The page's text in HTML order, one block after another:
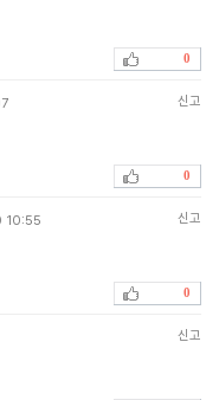
0
신고
0
10:55 신고
0
신고